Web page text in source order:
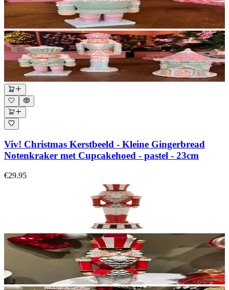
Viv! Christmas Kerstbeeld - Kleine Gingerbread
Notenkraker met Cupcakehoed - pastel - 23cm
€29.95